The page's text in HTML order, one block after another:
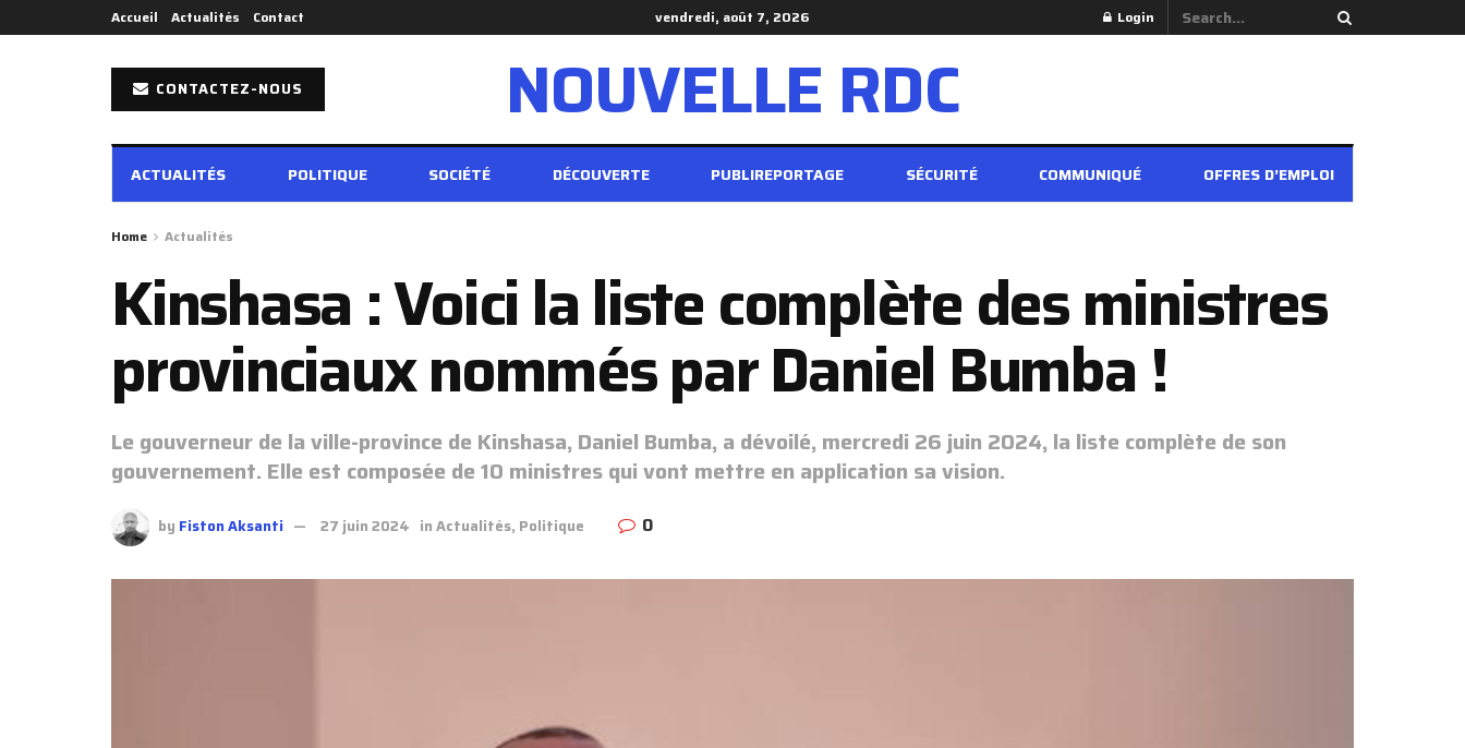
Accueil Actualités Contact vendredi, août 7, 2026 Login
CONTACTEZ-NOUS NOUVELLE RDC
ACTUALITÉS POLITIQUE SOCIÉTÉ DÉCOUVERTE PUBLIREPORTAGE SÉCURITÉ COMMUNIQUÉ OFFRES D’EMPLOI
Home Actualités
Kinshasa : Voici la liste complète des ministres
provinciaux nommés par Daniel Bumba !
Le gouverneur de la ville-province de Kinshasa, Daniel Bumba, a dévoilé, mercredi 26 juin 2024, la liste complète de son
gouvernement. Elle est composée de 10 ministres qui vont mettre en application sa vision.
by Fiston Aksanti 27 juin 2024 inActualités, Politique 0